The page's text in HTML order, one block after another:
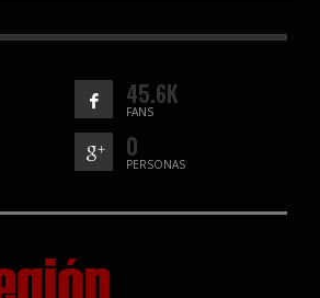
45.6K
FANS
0
PERSONAS